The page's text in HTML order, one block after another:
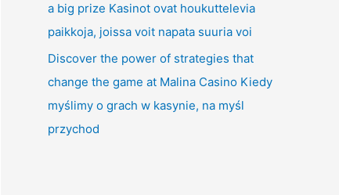
a big prize Kasinot ovat houkuttelevia
paikkoja, joissa voit napata suuria voi
Discover the power of strategies that
change the game at Malina Casino Kiedy
myślimy o grach w kasynie, na myśl
przychod